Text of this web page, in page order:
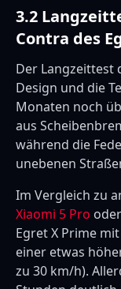
3.2
Contra des
Der Langzeittest
Design und die
Monaten noch
aus
während die
unebenen
Im Vergleich zu
Xiaomi 5 Pro
Egret X Prime
einer etwas
zu 30 km/h).